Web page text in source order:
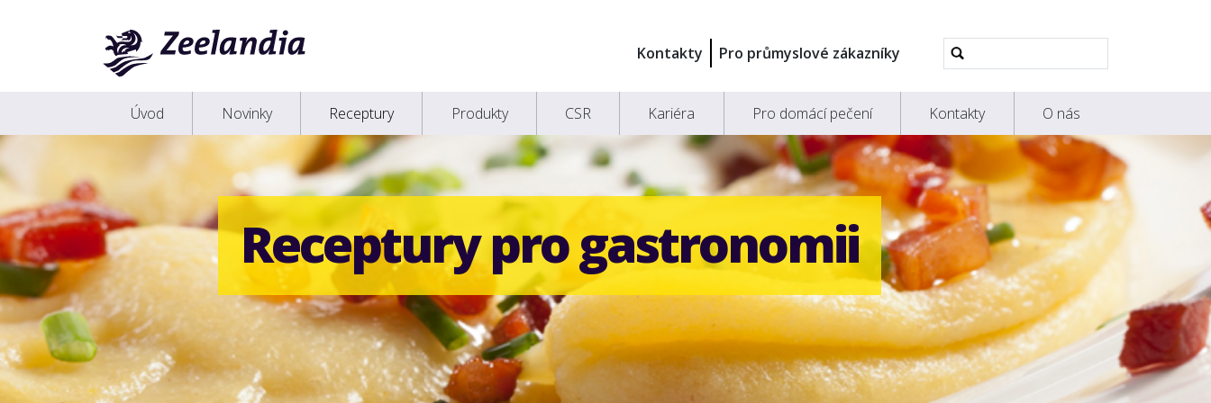
Kontakty Pro průmyslové zákazníky
Pokročilé
vyhledávání...
Úvod Novinky Receptury Produkty CSR Kariéra Pro domácí pečení Kontakty O nás
Receptury pro gastronomii